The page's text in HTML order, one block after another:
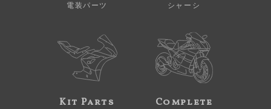
電装パーツ シャーシ
Kit Parts Complete